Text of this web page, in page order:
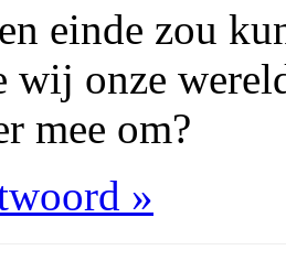
einde zou
wij onze
mee om?
»